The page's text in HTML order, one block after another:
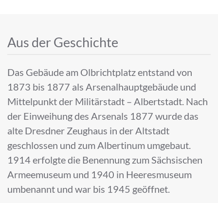
Aus der Geschichte
Das Gebäude am Olbrichtplatz entstand von
1873 bis 1877 als Arsenalhauptgebäude und
Mittelpunkt der Militärstadt – Albertstadt. Nach
der Einweihung des Arsenals 1877 wurde das
alte Dresdner Zeughaus in der Altstadt
geschlossen und zum Albertinum umgebaut.
1914 erfolgte die Benennung zum Sächsischen
Armeemuseum und 1940 in Heeresmuseum
umbenannt und war bis 1945 geöffnet.